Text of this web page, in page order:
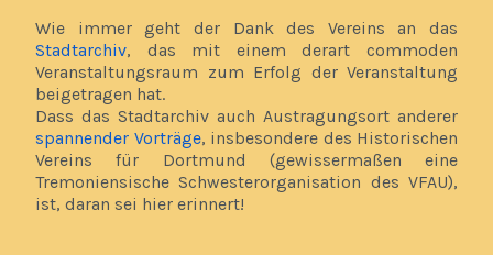
Wie immer geht der Dank des Vereins an das
Stadtarchiv, das mit einem derart commoden
Veranstaltungsraum zum Erfolg der Veranstaltung
beigetragen hat.
Dass das Stadtarchiv auch Austragungsort anderer
spannender Vorträge, insbesondere des Historischen
Vereins für Dortmund (gewissermaßen eine
Tremoniensische Schwesterorganisation des VFAU),
ist, daran sei hier erinnert!